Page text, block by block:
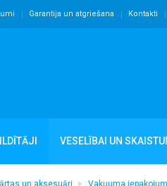
Garantija un atgriešana Kontakti
VESELĪBAI UN
un aksesuāri Vakuuma